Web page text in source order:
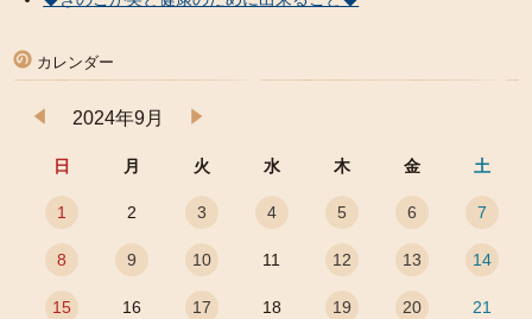
カレンダー
2024年9月
日 月 火 水 木 金 土
1 2 3 4 5 6 7
8 9 10 11 12 13 14
15 16 17 18 19 20 21